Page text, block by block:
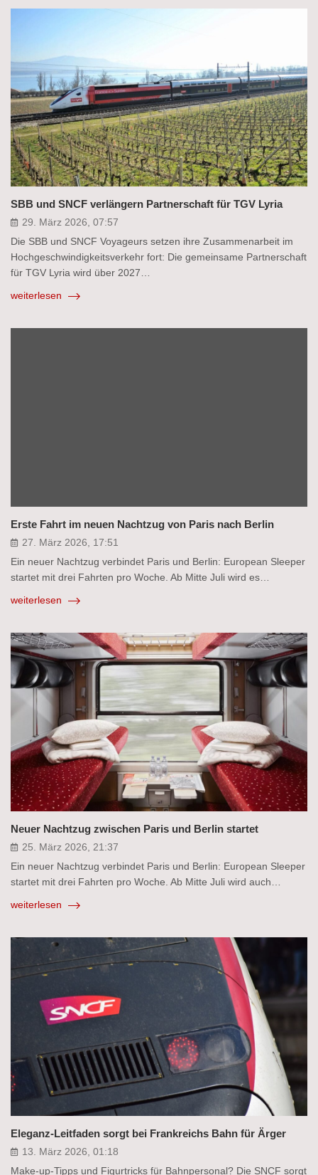
SBB und SNCF verlängern Partnerschaft für TGV Lyria
29. März 2026, 07:57
Die SBB und SNCF Voyageurs setzen ihre Zusammenarbeit im
Hochgeschwindigkeitsverkehr fort: Die gemeinsame Partnerschaft
für TGV Lyria wird über 2027…
weiterlesen
Erste Fahrt im neuen Nachtzug von Paris nach Berlin
27. März 2026, 17:51
Ein neuer Nachtzug verbindet Paris und Berlin: European Sleeper
startet mit drei Fahrten pro Woche. Ab Mitte Juli wird es…
weiterlesen
Neuer Nachtzug zwischen Paris und Berlin startet
25. März 2026, 21:37
Ein neuer Nachtzug verbindet Paris und Berlin: European Sleeper
startet mit drei Fahrten pro Woche. Ab Mitte Juli wird auch…
weiterlesen
Eleganz-Leitfaden sorgt bei Frankreichs Bahn für Ärger
13. März 2026, 01:18
Make-up-Tipps und Figurtricks für Bahnpersonal? Die SNCF sorgt